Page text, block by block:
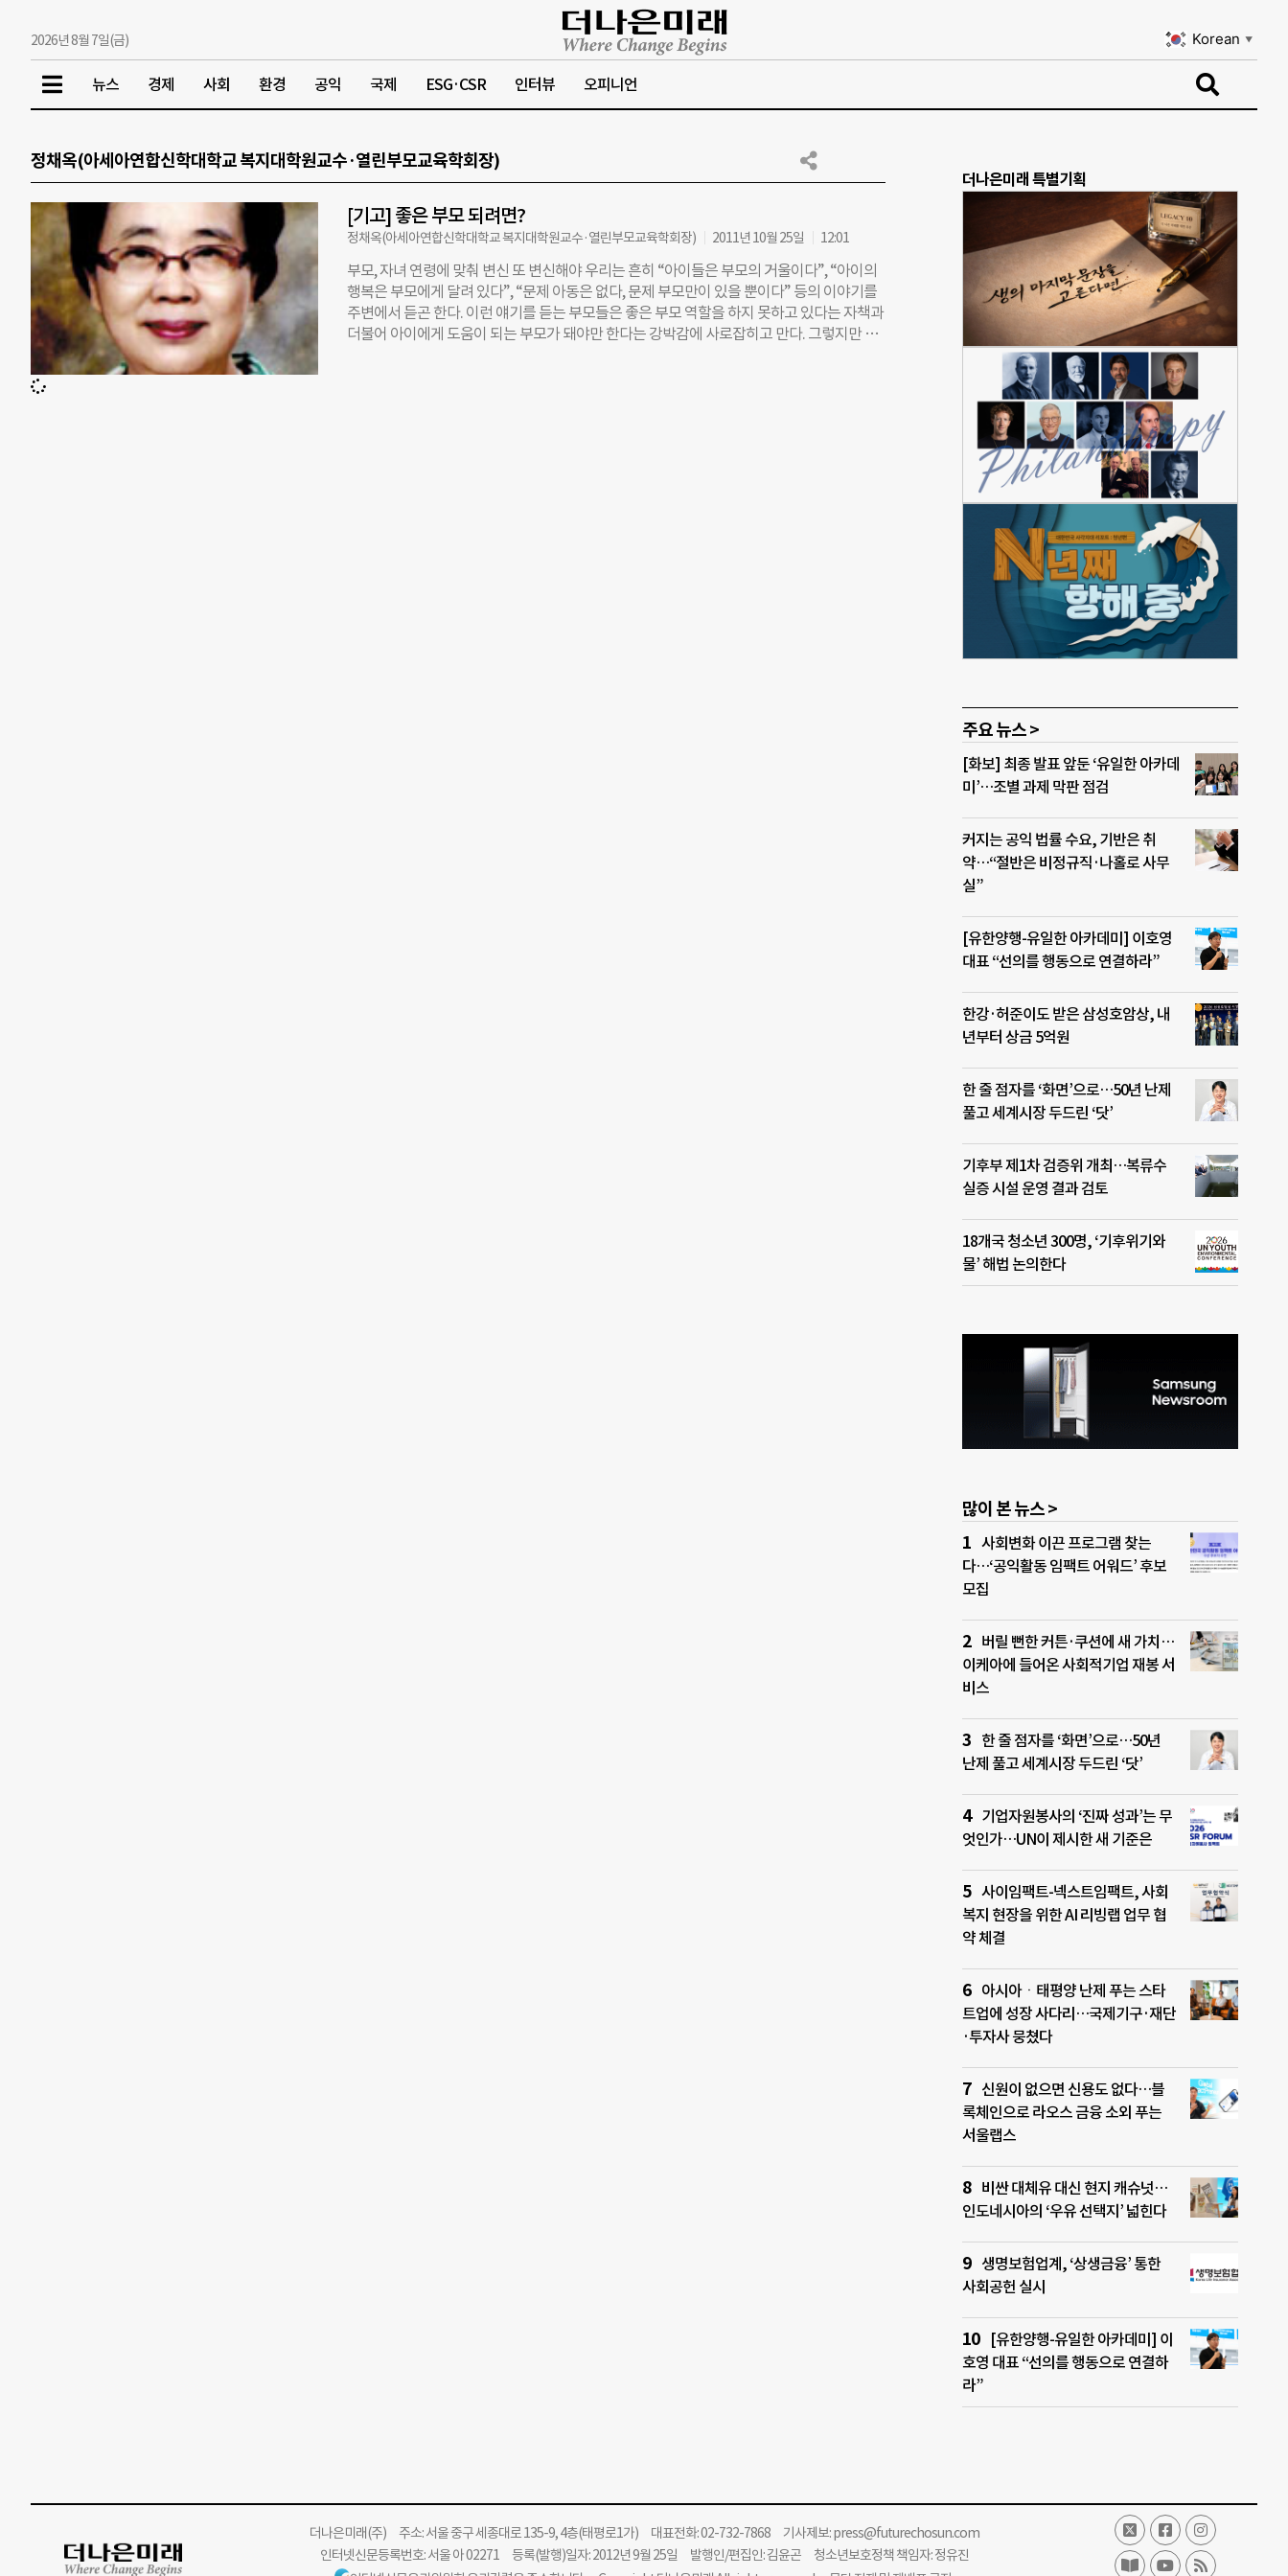
2026년 8월 7일(금) Korean ▼
뉴스 경제 사회 환경 공익 국제 ESG·CSR 인터뷰 오피니언
정채옥(아세아연합신학대학교 복지대학원교수·열린부모교육학회장)
[기고] 좋은 부모 되려면?
정채옥(아세아연합신학대학교 복지대학원교수·열린부모교육학회장) 2011년 10월 25일 12:01
부모, 자녀 연령에 맞춰 변신 또 변신해야 우리는 흔히 “아이들은 부모의 거울이다”, “아이의
행복은 부모에게 달려 있다”, “문제 아동은 없다, 문제 부모만이 있을 뿐이다” 등의 이야기를
주변에서 듣곤 한다. 이런 얘기를 듣는 부모들은 좋은 부모 역할을 하지 못하고 있다는 자책과
더불어 아이에게 도움이 되는 부모가 돼야만 한다는 강박감에 사로잡히고 만다. 그렇지만 진
더나은미래 특별기획
주요 뉴스 >
[화보] 최종 발표 앞둔 ‘유일한 아카데
미’…조별 과제 막판 점검
커지는 공익 법률 수요, 기반은 취
약…“절반은 비정규직·나홀로 사무
실”
[유한양행-유일한 아카데미] 이호영
대표 “선의를 행동으로 연결하라”
한강·허준이도 받은 삼성호암상, 내
년부터 상금 5억원
한 줄 점자를 ‘화면’으로…50년 난제
풀고 세계시장 두드린 ‘닷’
기후부 제1차 검증위 개최…복류수
실증 시설 운영 결과 검토
18개국 청소년 300명, ‘기후위기와
물’ 해법 논의한다
많이 본 뉴스 >
사회변화 이끈 프로그램 찾는
다…‘공익활동 임팩트 어워드’ 후보
모집
버릴 뻔한 커튼·쿠션에 새 가치…
이케아에 들어온 사회적기업 재봉 서
비스
한 줄 점자를 ‘화면’으로…50년
난제 풀고 세계시장 두드린 ‘닷’
기업자원봉사의 ‘진짜 성과’는 무
엇인가…UN이 제시한 새 기준은
사이임팩트-넥스트임팩트, 사회
복지 현장을 위한 AI 리빙랩 업무 협
약 체결
아시아ㆍ태평양 난제 푸는 스타
트업에 성장 사다리…국제기구·재단
·투자사 뭉쳤다
신원이 없으면 신용도 없다…블
록체인으로 라오스 금융 소외 푸는
서울랩스
비싼 대체유 대신 현지 캐슈넛…
인도네시아의 ‘우유 선택지’ 넓힌다
생명보험업계, ‘상생금융’ 통한
사회공헌 실시
[유한양행-유일한 아카데미] 이
호영 대표 “선의를 행동으로 연결하
라”
더나은미래(주)주소: 서울 중구 세종대로 135-9, 4층(태평로1가) 대표전화: 02-732-7868 기사제보:press@futurechosun.com
인터넷신문등록번호: 서울 아 02271 등록(발행)일자: 2012년 9월 25일 발행인/편집인: 김윤곤 청소년보호정책 책임자: 정유진